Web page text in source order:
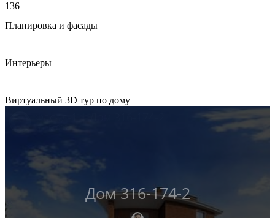
136
Планировка и фасады
Интерьеры
Виртуальный 3D тур по дому